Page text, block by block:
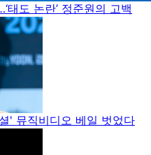
태도 논란’ 정준원의 고백
' 뮤직비디오 베일 벗었다